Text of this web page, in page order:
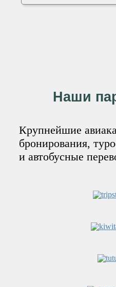
Наши
Крупнейшие
бронирования,
и автобусные